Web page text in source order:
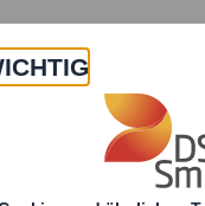
Produkte & Service
Textilien,